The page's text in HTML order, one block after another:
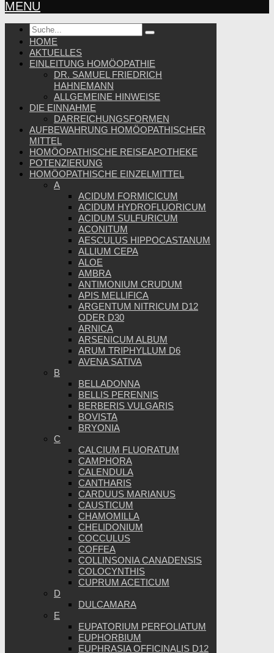
MENU
HOME
AKTUELLES
EINLEITUNG HOMÖOPATHIE
DR. SAMUEL FRIEDRICH
HAHNEMANN
ALLGEMEINE HINWEISE
DIE EINNAHME
DARREICHUNGSFORMEN
AUFBEWAHRUNG HOMÖOPATHISCHER
MITTEL
HOMÖOPATHISCHE REISEAPOTHEKE
POTENZIERUNG
HOMÖOPATHISCHE EINZELMITTEL
A
ACIDUM FORMICICUM
ACIDUM HYDROFLUORICUM
ACIDUM SULFURICUM
ACONITUM
AESCULUS HIPPOCASTANUM
ALLIUM CEPA
ALOE
AMBRA
ANTIMONIUM CRUDUM
APIS MELLIFICA
ARGENTUM NITRICUM D12
ODER D30
ARNICA
ARSENICUM ALBUM
ARUM TRIPHYLLUM D6
AVENA SATIVA
B
BELLADONNA
BELLIS PERENNIS
BERBERIS VULGARIS
BOVISTA
BRYONIA
C
CALCIUM FLUORATUM
CAMPHORA
CALENDULA
CANTHARIS
CARDUUS MARIANUS
CAUSTICUM
CHAMOMILLA
CHELIDONIUM
COCCULUS
COFFEA
COLLINSONIA CANADENSIS
COLOCYNTHIS
CUPRUM ACETICUM
D
DULCAMARA
E
EUPATORIUM PERFOLIATUM
EUPHORBIUM
EUPHRASIA OFFICINALIS D12